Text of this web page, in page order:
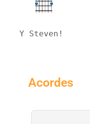
Y Steven!
Acordes